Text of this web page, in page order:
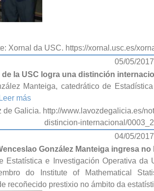
Xornal da USC. https://xornal.usc.es/
05/05/2017
de la USC logra una distinción
Manteiga, catedrático de
Leer más
de Galicia. http://www.lavozdegalicia.es/
distincion-internacional/
04/05/2017
González Manteiga ingresa
Estatística e Investigación Operativa
do Institute of Mathematical
recoñecido prestixio no ámbito da